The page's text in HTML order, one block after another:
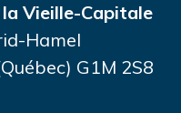
Vieille-Capitale
Hamel
G1M 2S8